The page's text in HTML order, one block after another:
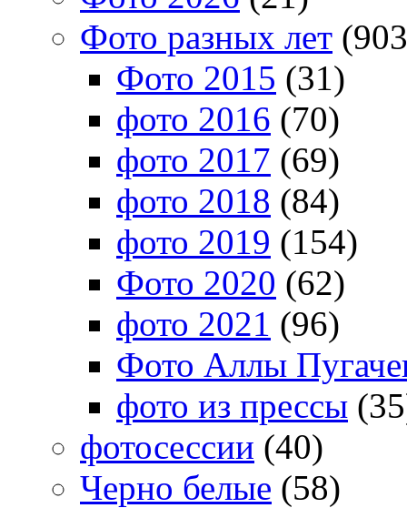
Фото разных лет
Фото 2015 (31)
фото 2016 (70)
фото 2017 (69)
фото 2018 (84)
фото 2019 (154)
Фото 2020 (62)
фото 2021 (96)
Фото Аллы
фото из прессы
фотосессии (40)
Черно белые (58)